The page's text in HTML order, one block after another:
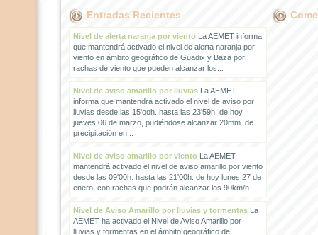
Entradas Recientes
Nivel de alerta naranja por vientoLa AEMET informa
que mantendrá activado el nivel de alerta naranja por
viento en ámbito geográfico de Guadix y Baza por
rachas de viento que pueden alcanzar los...
Nivel de aviso amarillo por lluviasLa AEMET
informa que mantendrá activado el nivel de aviso por
lluvias desde las 15'ooh. hasta las 23'59h. de hoy
jueves 06 de marzo, pudiéndose alcanzar 20mm. de
precipitación en...
Nivel de aviso amarillo por vientoLa AEMET
mantendrá activado el nivel de aviso amarillo por viento
desde las 09'00h. hasta las 21'00h. de hoy lunes 27 de
enero, con rachas que podrán alcanzar los 90km/h....
Nivel de Aviso Amarillo por lluvias y tormentasLa
AEMET ha activado el Nivel de Aviso Amarillo por
lluvias y tormentas en el ámbito geográfico de